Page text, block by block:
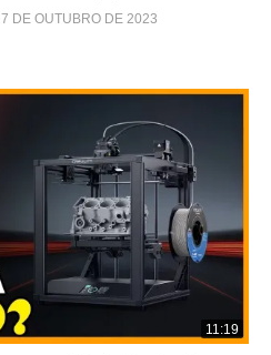
7 DE OUTUBRO DE 2023
11:19